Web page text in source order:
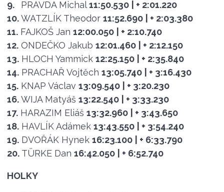
9.
PRAVDA Michal 11:50.530
| + 2:01.220
10. WATZLÍK Theodor 11:52.690
| + 2:03.380
11. FAJKOŠ Jan 12:00.050
| + 2:10.740
12. ONDEČKO Jakub 12:01.460
| + 2:12.150
13. HLOCH Yammick 12:25.150
| + 2:35.840
14. PRACHAŘ Vojtěch 13:05.740
| + 3:16.430
15. KNAP Václav 13:09.540
| + 3:20.230
16. WIJA Matyáš 13:22.540
| + 3:33.230
17. HARAZIM Eliáš 13:32.960
| + 3:43.650
18. HAVLÍK Adámek 13:43.550
| + 3:54.240
19. DVOŘÁK Hynek 16:23.100
| + 6:33.790
20. TÜRKE Dan 16:42.050 | + 6:52.740
HOLKY